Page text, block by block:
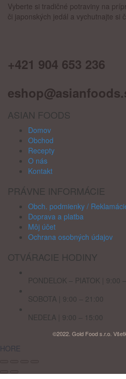
Vyberte si tradičné potraviny na
či japonských jedál a vychutnajte si
+421 904 653 236
ASIAN FOODS
Domov
Obchod
Recepty
O nás
Kontakt
PRÁVNE INFORMÁCIE
Obch. podmienky /
Doprava a platba
Môj účet
Ochrana osobných údajov
OTVÁRACIE HODINY
PONDELOK – PIATOK | 9:00
SOBOTA | 9:00 – 21:00
NEDEĽA | 9:00 – 15:00
©2022. Gold Food s.r.o.
HORE